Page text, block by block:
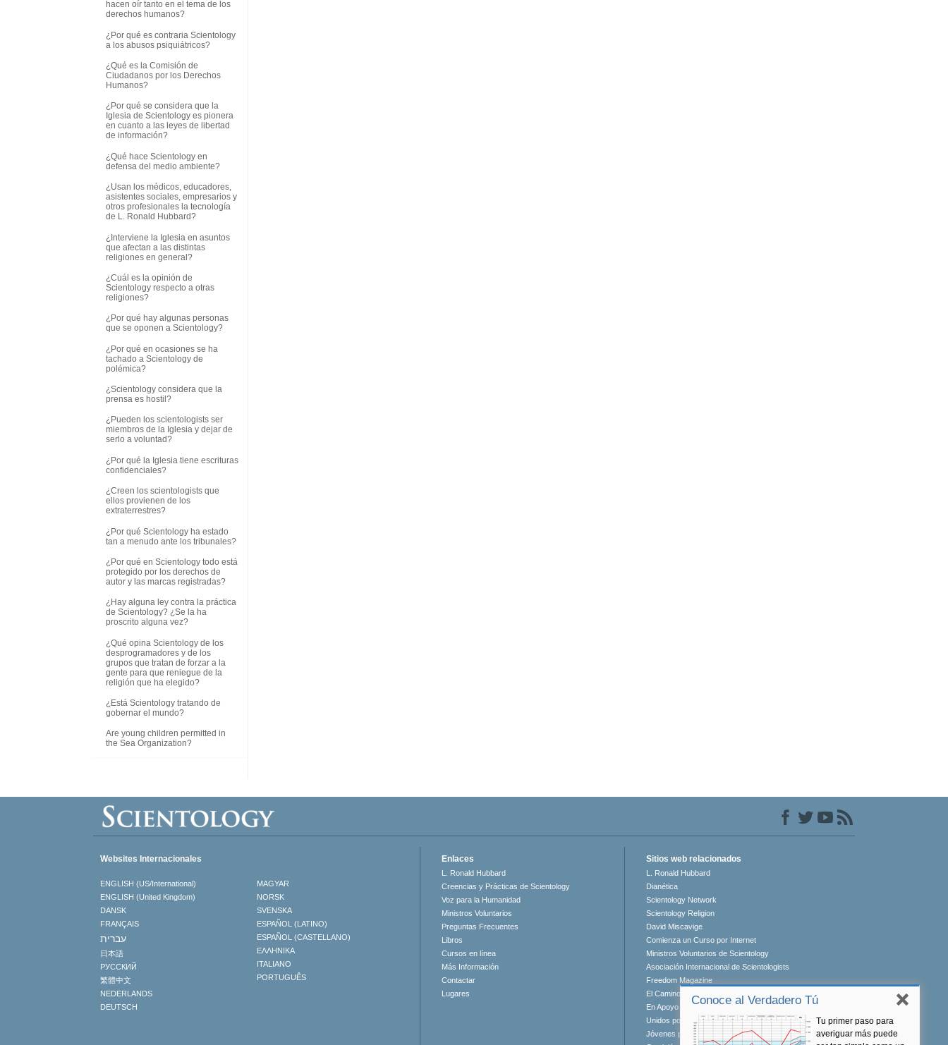
hacen oír tanto en el tema de los
derechos humanos?
¿Por qué es contraria Scientology
a los abusos psiquiátricos?
¿Qué es la Comisión de
Ciudadanos por los Derechos
Humanos?
¿Por qué se considera que la
Iglesia de Scientology es pionera
en cuanto a las leyes de libertad
de información?
¿Qué hace Scientology en
defensa del medio ambiente?
¿Usan los médicos, educadores,
asistentes sociales, empresarios y
otros profesionales la tecnología
de L. Ronald Hubbard?
¿Interviene la Iglesia en asuntos
que afectan a las distintas
religiones en general?
¿Cuál es la opinión de
Scientology respecto a otras
religiones?
¿Por qué hay algunas personas
que se oponen a Scientology?
¿Por qué en ocasiones se ha
tachado a Scientology de
polémica?
¿Scientology considera que la
prensa es hostil?
¿Pueden los scientologists ser
miembros de la Iglesia y dejar de
serlo a voluntad?
¿Por qué la Iglesia tiene escrituras
confidenciales?
¿Creen los scientologists que
ellos provienen de los
extraterrestres?
¿Por qué Scientology ha estado
tan a menudo ante los tribunales?
¿Por qué en Scientology todo está
protegido por los derechos de
autor y las marcas registradas?
¿Hay alguna ley contra la práctica
de Scientology? ¿Se la ha
proscrito alguna vez?
¿Qué opina Scientology de los
desprogramadores y de los
grupos que tratan de forzar a la
gente para que reniegue de la
religión que ha elegido?
¿Está Scientology tratando de
gobernar el mundo?
Are young children permitted in
the Sea Organization?
Conoce al Verdadero Tú
Tu primer paso para
averiguar más puede
Websites Internacionales
ENGLISH (US/International)
ENGLISH (United Kingdom)
DANSK
FRANÇAIS
עברית
日本語
РУССКИЙ
繁體中文
NEDERLANDS
DEUTSCH
MAGYAR
NORSK
SVENSKA
ESPAÑOL (LATINO)
ESPAÑOL (CASTELLANO)
ΕΛΛΗΝΙΚA
ITALIANO
PORTUGUÊS
Enlaces
L. Ronald Hubbard
Creencias y Prácticas de Scientology
Voz para la Humanidad
Ministros Voluntarios
Preguntas Frecuentes
Libros
Cursos en línea
Más Información
Contactar
Lugares
Sitios web relacionados
L. Ronald Hubbard
Dianética
Scientology Network
Scientology Religion
David Miscavige
Comienza un Curso por Internet
Ministros Voluntarios de Scientology
Asociación Internacional de Scientologists
Freedom Magazine
El Camino a la Felicidad
En Apoyo de Un Mundo Sin Drogas
Unidos por los Derechos Humanos
Jóvenes por los Derechos Humanos